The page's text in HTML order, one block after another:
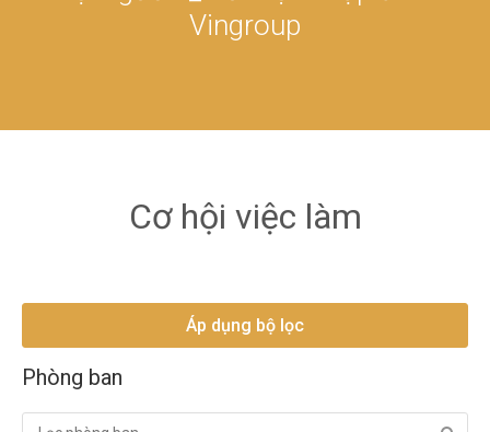
Vingroup
Cơ hội việc làm
Áp dụng bộ lọc
Phòng ban